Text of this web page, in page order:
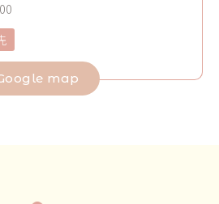
map